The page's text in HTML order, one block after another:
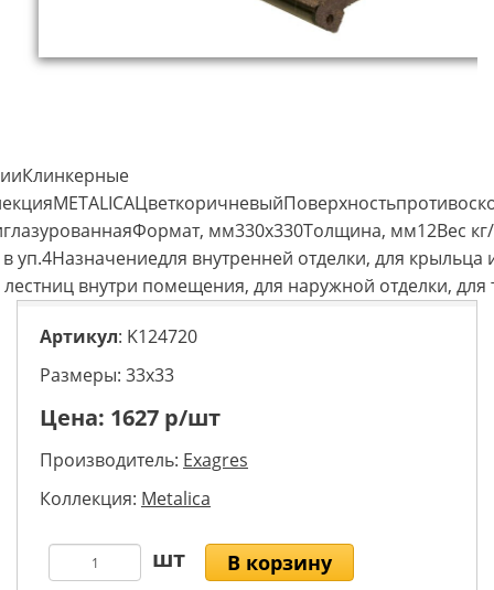
мм330x330Толщина, мм12Вес
уп.4Назначениедля внутренней отделки, для крыльца
лестниц внутри помещения, для наружной отделки, для
Артикул: K124720
Размеры: 33х33
Цена: 1627 р/шт
Производитель: Exagres
Коллекция: Metalica
В корзину